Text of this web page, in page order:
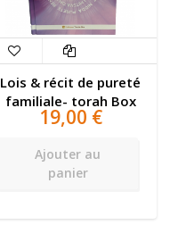
Lois & récit de pureté
familiale- torah Box
19,00 €
Ajouter au
panier